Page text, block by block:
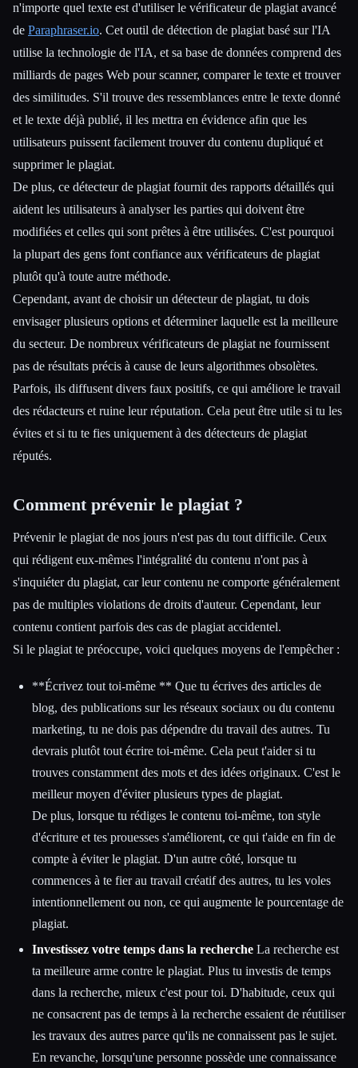
n'importe quel texte est d'utiliser le vérificateur de plagiat avancé
de Paraphraser.io. Cet outil de détection de plagiat basé sur l'IA
utilise la technologie de l'IA, et sa base de données comprend des
milliards de pages Web pour scanner, comparer le texte et trouver
des similitudes. S'il trouve des ressemblances entre le texte donné
et le texte déjà publié, il les mettra en évidence afin que les
utilisateurs puissent facilement trouver du contenu dupliqué et
supprimer le plagiat.
De plus, ce détecteur de plagiat fournit des rapports détaillés qui
aident les utilisateurs à analyser les parties qui doivent être
modifiées et celles qui sont prêtes à être utilisées. C'est pourquoi
la plupart des gens font confiance aux vérificateurs de plagiat
plutôt qu'à toute autre méthode.
Cependant, avant de choisir un détecteur de plagiat, tu dois
envisager plusieurs options et déterminer laquelle est la meilleure
du secteur. De nombreux vérificateurs de plagiat ne fournissent
pas de résultats précis à cause de leurs algorithmes obsolètes.
Parfois, ils diffusent divers faux positifs, ce qui améliore le travail
des rédacteurs et ruine leur réputation. Cela peut être utile si tu les
évites et si tu te fies uniquement à des détecteurs de plagiat
réputés.
Comment prévenir le plagiat ?
Prévenir le plagiat de nos jours n'est pas du tout difficile. Ceux
qui rédigent eux-mêmes l'intégralité du contenu n'ont pas à
s'inquiéter du plagiat, car leur contenu ne comporte généralement
pas de multiples violations de droits d'auteur. Cependant, leur
contenu contient parfois des cas de plagiat accidentel.
Si le plagiat te préoccupe, voici quelques moyens de l'empêcher :
**Écrivez tout toi-même ** Que tu écrives des articles de
blog, des publications sur les réseaux sociaux ou du contenu
marketing, tu ne dois pas dépendre du travail des autres. Tu
devrais plutôt tout écrire toi-même. Cela peut t'aider si tu
trouves constamment des mots et des idées originaux. C'est le
meilleur moyen d'éviter plusieurs types de plagiat.
De plus, lorsque tu rédiges le contenu toi-même, ton style
d'écriture et tes prouesses s'améliorent, ce qui t'aide en fin de
compte à éviter le plagiat. D'un autre côté, lorsque tu
commences à te fier au travail créatif des autres, tu les voles
intentionnellement ou non, ce qui augmente le pourcentage de
plagiat.
Investissez votre temps dans la recherche La recherche est
ta meilleure arme contre le plagiat. Plus tu investis de temps
dans la recherche, mieux c'est pour toi. D'habitude, ceux qui
ne consacrent pas de temps à la recherche essaient de réutiliser
les travaux des autres parce qu'ils ne connaissent pas le sujet.
En revanche, lorsqu'une personne possède une connaissance